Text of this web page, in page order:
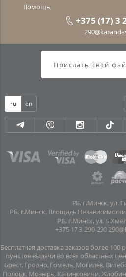
Помощь
+375 (17) 3
Прислать свой
ru en
РБ, г.Минск, ул.
РБ, г.Минск, Площадь
РБ, г.Минск, ул.
+375 17 3-290-290
Бесплатная доставка заказов более 100
пунктов выдачи во всех областных
Брест, Гродно, Гомель, Могилев,
Полоцк, Мозырь, Калинковичи,